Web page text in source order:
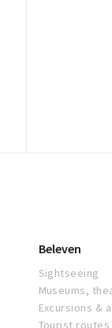
Beleven
Sightseeing
Museums,
Excursions &
Tourist routes